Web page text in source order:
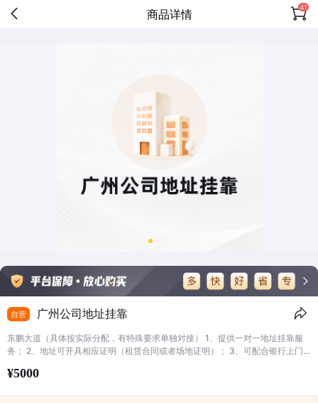
商品详情 41
自营 广州公司地址挂靠
东鹏大道（具体按实际分配，有特殊要求单独对接） 1、提供一对一地址挂靠服
务； 2、地址可开具相应证明（租赁合同或者场地证明）； 3、可配合银行上门
超过500万，超过需要更换一般纳税人地址 6、说明中地址为目前现有的，后期
¥5000